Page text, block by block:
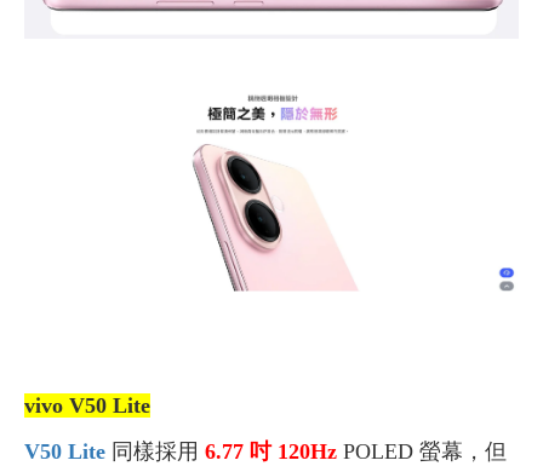
vivo V50 Lite
V50 Lite 同樣採用 6.77 吋 120Hz POLED 螢幕，但